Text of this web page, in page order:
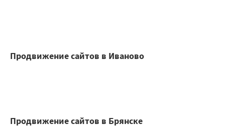
Продвижение сайтов в Иваново
Продвижение сайтов в Брянске